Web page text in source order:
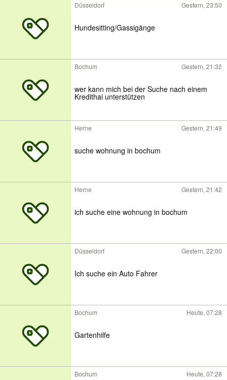
Düsseldorf Gestern, 23:50
Hundesitting/Gassigänge
Bochum Gestern, 21:32
wer kann mich bei der Suche nach einem
Kredithai unterstützen
Herne Gestern, 21:49
suche wohnung in bochum
Herne Gestern, 21:42
ich suche eine wohnung in bochum
Düsseldorf Gestern, 22:00
Ich suche ein Auto Fahrer
Bochum Heute, 07:28
Gartenhilfe
Bochum Heute, 07:28